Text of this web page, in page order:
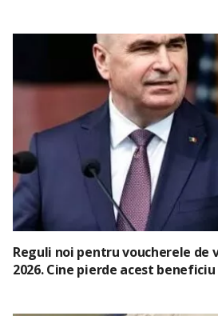
Reguli noi pentru voucherele de
2026. Cine pierde acest beneficiu